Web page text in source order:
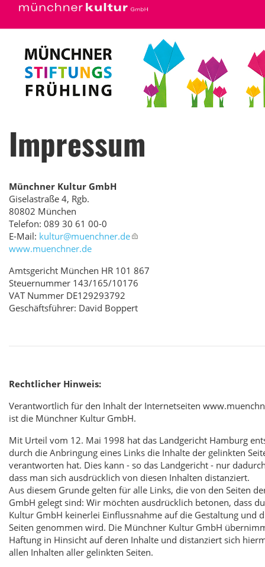
Impressum
Münchner Kultur GmbH
Giselastraße 4, Rgb.
80802 München
Telefon: 089 30 61 00-0
E-Mail: kultur@muenchner.de
www.muenchner.de
Amtsgericht München HR 101 867
Steuernummer 143/165/10176
VAT Nummer DE129293792
Geschäftsführer: David Boppert
Rechtlicher Hinweis:
Verantwortlich für den Inhalt der Internetseiten
ist die Münchner Kultur GmbH.
Mit Urteil vom 12. Mai 1998 hat das Landgericht Hamburg
durch die Anbringung eines Links die Inhalte der gelinkten
verantworten hat. Dies kann - so das Landgericht - nur
dass man sich ausdrücklich von diesen Inhalten distanziert.
Aus diesem Grunde gelten für alle Links, die von den Seiten
GmbH gelegt sind: Wir möchten ausdrücklich betonen, dass
Kultur GmbH keinerlei Einflussnahme auf die Gestaltung und
Seiten genommen wird. Die Münchner Kultur GmbH
Haftung in Hinsicht auf deren Inhalte und distanziert sich
allen Inhalten aller gelinkten Seiten.